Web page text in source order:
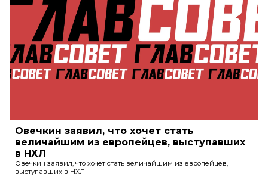
Овечкин заявил, что хочет стать
величайшим из европейцев, выступавших
в НХЛ
Овечкин заявил, что хочет стать величайшим из европейцев,
выступавших в НХЛ